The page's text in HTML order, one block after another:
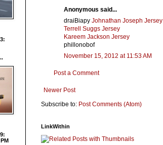
Anonymous said...
draiBiapy Johnathan Joseph Jersey
Terrell Suggs Jersey
Kareem Jackson Jersey
phillonobof
November 15, 2012 at 11:53 AM
Post a Comment
Newer Post
Subscribe to: Post Comments (Atom)
LinkWithin